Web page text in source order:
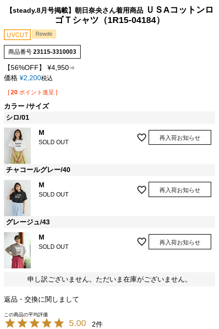
【steady.8月号掲載】朝日奈央さん着用商品 ＵＳAコットンロ
ゴＴシャツ（1R15-04184）
Rewde
商品番号 23115-3310003
【56%OFF】 ¥4,950⇒
価格 ¥2,200税込
[ 20 ポイント進呈 ]
カラー サイズ
シロ/01
M
SOLD OUT
再入荷お知らせ
チャコールグレー/40
M
SOLD OUT
再入荷お知らせ
グレージュ/43
M
SOLD OUT
再入荷お知らせ
申し訳ございません。ただいま在庫がございません。
返品・交換に関しまして
5.00 2